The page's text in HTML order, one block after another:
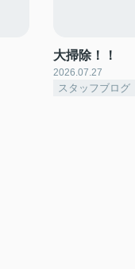
大掃除！！
2026.07.27
スタッフブログ